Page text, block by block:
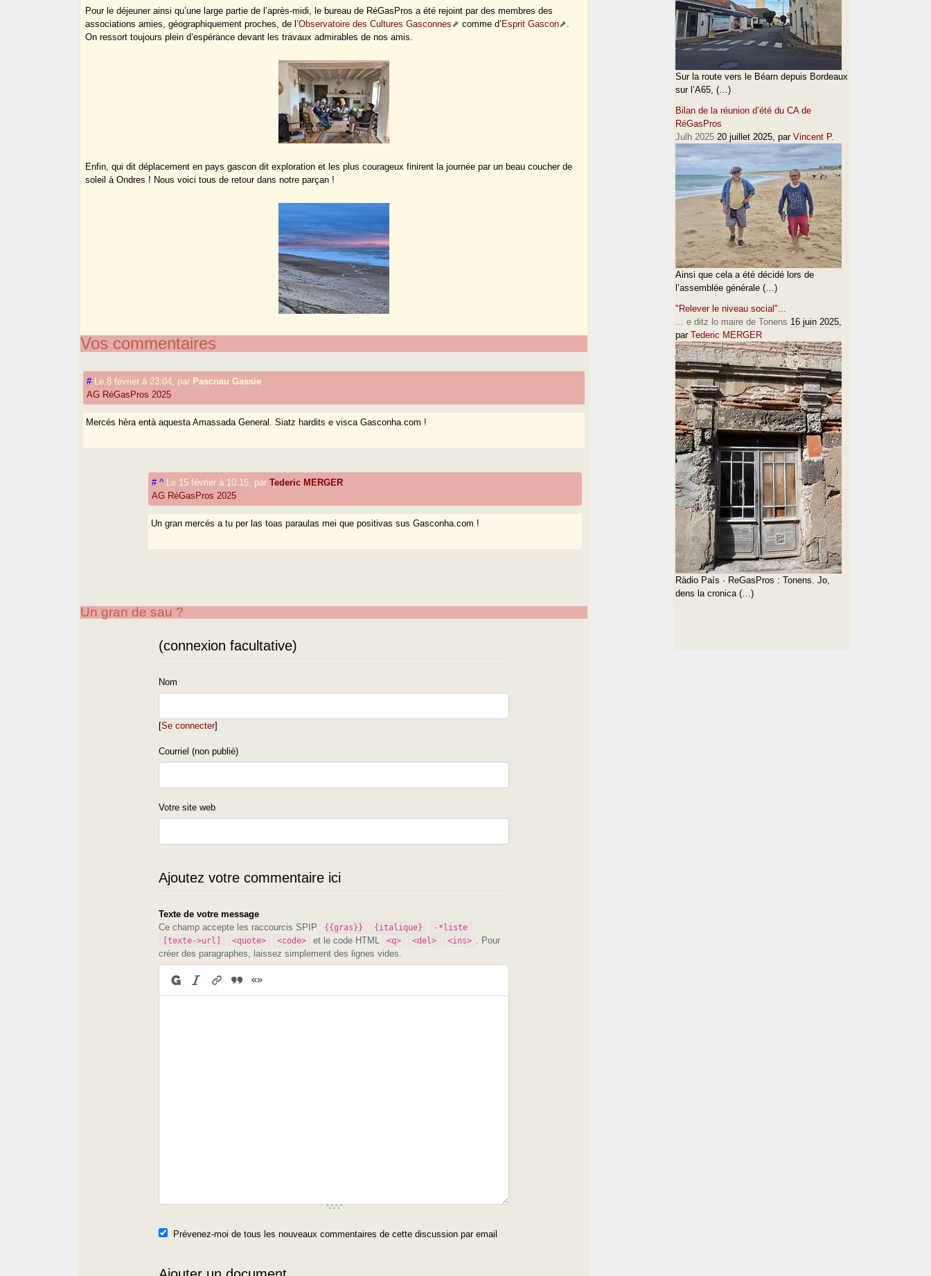
Pour le déjeuner ainsi qu’une large partie de l’après-midi, le bureau de RéGasPros a été rejoint par des membres des
associations amies, géographiquement proches, de l’Observatoire des Cultures Gasconnes comme d’ Esprit Gascon
.
On ressort toujours plein d’espérance devant les travaux admirables de nos amis.
Enfin, qui dit déplacement en pays gascon dit exploration et les plus courageux finirent la journée par un beau coucher de
soleil à Ondres ! Nous voici tous de retour dans notre parçan !
Vos commentaires
# Le 8 février à 23:04 par Pascoau Gassie
AG RéGasPros 2025
Mercés hèra entà aquesta Amassada General. Siatz hardits e visca Gasconha.com !
# ^ Le 15 février à 10:15 parTederic MERGER
AG RéGasPros 2025
Un gran mercés a tu per las toas paraulas mei que positivas sus Gasconha.com !
Un gran de sau ?
(connexion facultative)
Nom
[Se connecter]
Courriel (non publié)
Votre site web
Ajoutez votre commentaire ici
Texte de votre message
Ce champ accepte les raccourcis SPIP
{{gras}} {italique}
-*liste
[texte->url]
<quote> <code> et le code HTML <q> <del> <ins>
. Pour
créer des paragraphes, laissez simplement des lignes vides.
Prévenez-moi de tous les nouveaux commentaires de cette discussion par email
Sur la route vers le Béarn depuis Bordeaux
sur l’A65, (…)
Bilan de la réunion d’été du CA de
RéGasPros
Julh 2025 20 juillet 2025, par Vincent P.
Ainsi que cela a été décidé lors de
l’assemblée générale (…)
"Relever le niveau social"...
... e ditz lo maire de Tonens 16 juin 2025,
par Tederic MERGER
Ràdio País · ReGasPros : Tonens. Jo,
dens la cronica (…)